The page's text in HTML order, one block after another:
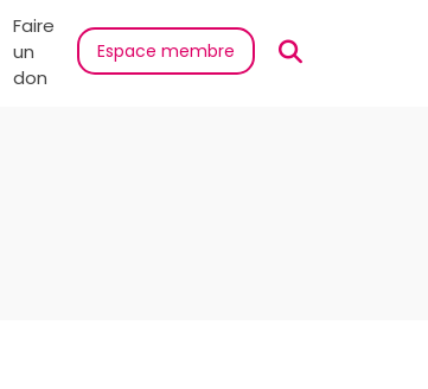
Faire
un
don
Espace membre